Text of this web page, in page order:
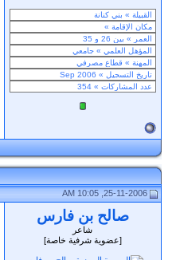
25-11-2006, 10:05 AM
صالح بن فارس
شاعر
[عضوية شرفية خاصة]